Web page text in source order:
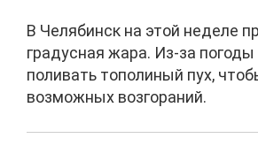
В Челябинск на этой неделе
градусная жара. Из-за погоды
поливать тополиный пух,
возможных возгораний.